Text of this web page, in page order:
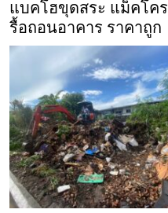
แบคโฮขุดสระ แม็คโคร
รื้อถอนอาคาร ราคาถูก